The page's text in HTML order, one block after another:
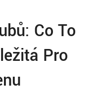
Co To
Pro